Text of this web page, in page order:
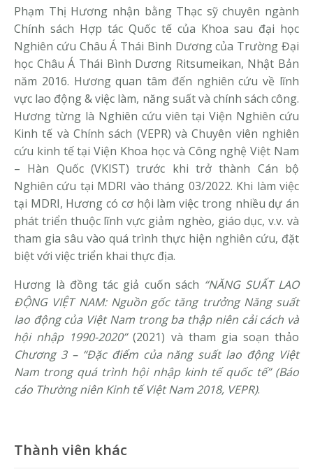
Phạm Thị Hương nhận bằng Thạc sỹ chuyên ngành
Chính sách Hợp tác Quốc tế của Khoa sau đại học
Nghiên cứu Châu Á Thái Bình Dương của Trường Đại
học Châu Á Thái Bình Dương Ritsumeikan, Nhật Bản
năm 2016. Hương quan tâm đến nghiên cứu về lĩnh
vực lao động & việc làm, năng suất và chính sách công.
Hương từng là Nghiên cứu viên tại Viện Nghiên cứu
Kinh tế và Chính sách (VEPR) và Chuyên viên nghiên
cứu kinh tế tại Viện Khoa học và Công nghệ Việt Nam
– Hàn Quốc (VKIST) trước khi trở thành Cán bộ
Nghiên cứu tại MDRI vào tháng 03/2022. Khi làm việc
tại MDRI, Hương có cơ hội làm việc trong nhiều dự án
phát triển thuộc lĩnh vực giảm nghèo, giáo dục, v.v. và
tham gia sâu vào quá trình thực hiện nghiên cứu, đặt
biệt với việc triển khai thực địa.
Hương là đồng tác giả cuốn sách “NĂNG SUẤT LAO
ĐỘNG VIỆT NAM: Nguồn gốc tăng trưởng Năng suất
lao động của Việt Nam trong ba thập niên cải cách và
hội nhập 1990-2020”(2021) và tham gia soạn thảo
Chương 3 – “Đặc điểm của năng suất lao động Việt
Nam trong quá trình hội nhập kinh tế quốc tế” (Báo
cáo Thường niên Kinh tế Việt Nam 2018, VEPR).
Thành viên khác